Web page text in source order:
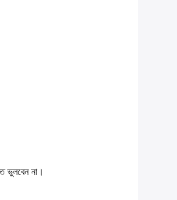
ভুলবেন না।